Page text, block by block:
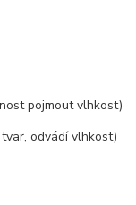
pojmout vlhkost)
odvádí vlhkost)